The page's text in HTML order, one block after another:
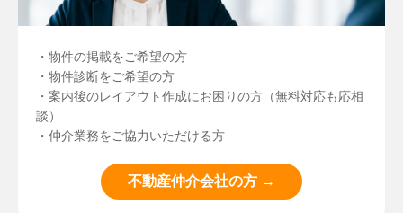
・物件の掲載をご希望の方
・物件診断をご希望の方
・案内後のレイアウト作成にお困りの方（無料対応も応相
談）
・仲介業務をご協力いただける方
不動産仲介会社の方 →